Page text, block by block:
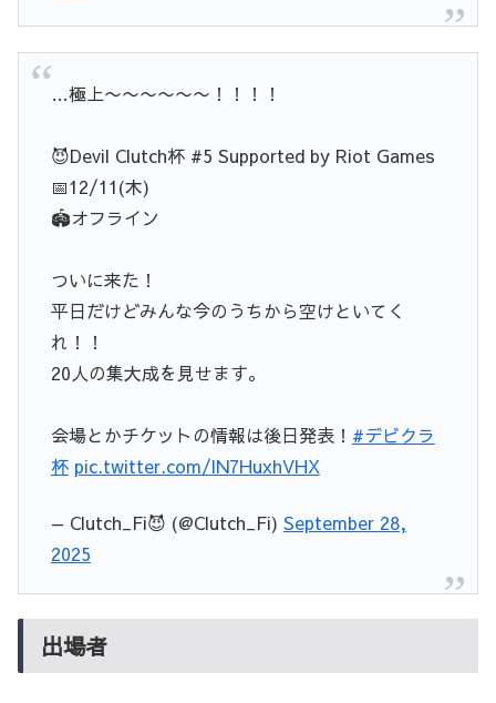
…極上〜〜〜〜〜〜！！！！
😈Devil Clutch杯 #5 Supported by Riot Games
📅12/11(木)
🏟オフライン
ついに来た！
平日だけどみんな今のうちから空けといてく
れ！！
20人の集大成を見せます。
会場とかチケットの情報は後日発表！ #デビクラ
杯 pic.twitter.com/lN7HuxhVHX
— Clutch_Fi😈 (@Clutch_Fi) September 28,
2025
出場者